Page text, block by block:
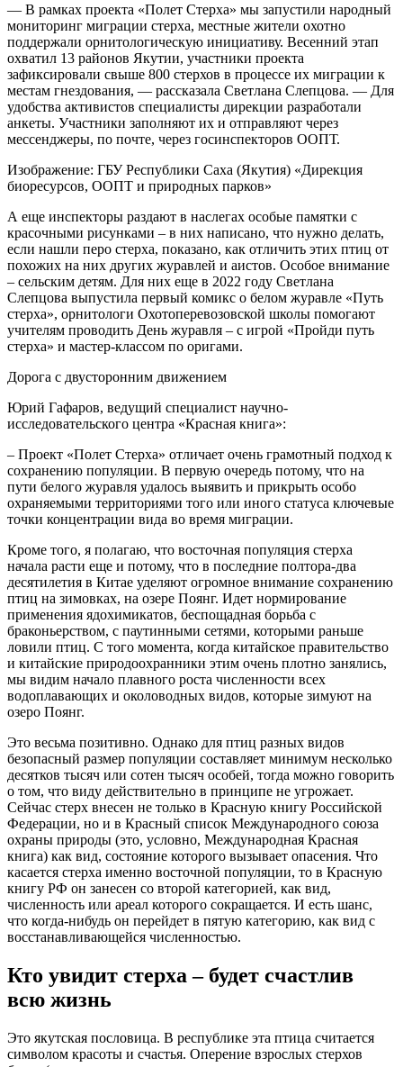
— В рамках проекта «Полет Стерха» мы запустили народный
мониторинг миграции стерха, местные жители охотно
поддержали орнитологическую инициативу. Весенний этап
охватил 13 районов Якутии, участники проекта
зафиксировали свыше 800 стерхов в процессе их миграции к
местам гнездования, — рассказала Светлана Слепцова. — Для
удобства активистов специалисты дирекции разработали
анкеты. Участники заполняют их и отправляют через
мессенджеры, по почте, через госинспекторов ООПТ.
Изображение: ГБУ Республики Саха (Якутия) «Дирекция
биоресурсов, ООПТ и природных парков»
А еще инспекторы раздают в наслегах особые памятки с
красочными рисунками – в них написано, что нужно делать,
если нашли перо стерха, показано, как отличить этих птиц от
похожих на них других журавлей и аистов. Особое внимание
– сельским детям. Для них еще в 2022 году Светлана
Слепцова выпустила первый комикс о белом журавле «Путь
стерха», орнитологи Охотоперевозовской школы помогают
учителям проводить День журавля – с игрой «Пройди путь
стерха» и мастер-классом по оригами.
Дорога с двусторонним движением
Юрий Гафаров, ведущий специалист научно-
исследовательского центра «Красная книга»:
– Проект «Полет Стерха» отличает очень грамотный подход к
сохранению популяции. В первую очередь потому, что на
пути белого журавля удалось выявить и прикрыть особо
охраняемыми территориями того или иного статуса ключевые
точки концентрации вида во время миграции.
Кроме того, я полагаю, что восточная популяция стерха
начала расти еще и потому, что в последние полтора-два
десятилетия в Китае уделяют огромное внимание сохранению
птиц на зимовках, на озере Поянг. Идет нормирование
применения ядохимикатов, беспощадная борьба с
браконьерством, с паутинными сетями, которыми раньше
ловили птиц. С того момента, когда китайское правительство
и китайские природоохранники этим очень плотно занялись,
мы видим начало плавного роста численности всех
водоплавающих и околоводных видов, которые зимуют на
озеро Поянг.
Это весьма позитивно. Однако для птиц разных видов
безопасный размер популяции составляет минимум несколько
десятков тысяч или сотен тысяч особей, тогда можно говорить
о том, что виду действительно в принципе не угрожает.
Сейчас стерх внесен не только в Красную книгу Российской
Федерации, но и в Красный список Международного союза
охраны природы (это, условно, Международная Красная
книга) как вид, состояние которого вызывает опасения. Что
касается стерха именно восточной популяции, то в Красную
книгу РФ он занесен со второй категорией, как вид,
численность или ареал которого сокращается. И есть шанс,
что когда-нибудь он перейдет в пятую категорию, как вид с
восстанавливающейся численностью.
Кто увидит стерха – будет счастлив
всю жизнь
Это якутская пословица. В республике эта птица считается
символом красоты и счастья. Оперение взрослых стерхов